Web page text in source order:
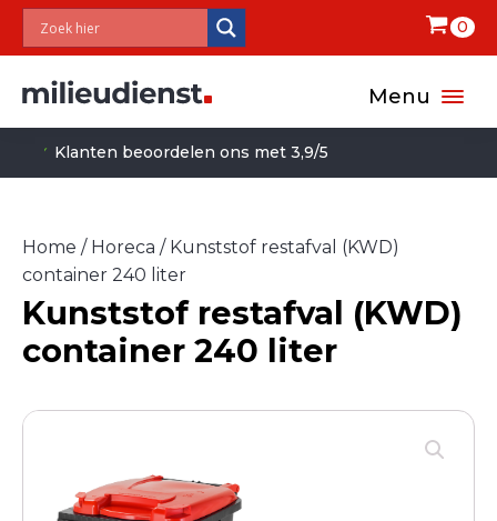
0
Menu
✓Milieuvriendelijk
Home / Horeca / Kunststof restafval (KWD)
container 240 liter
Kunststof restafval (KWD)
container 240 liter